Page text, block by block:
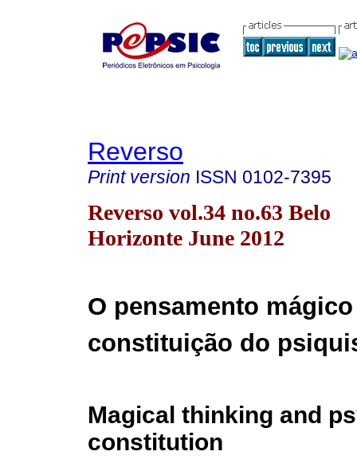
Reverso
Print version ISSN 0102-7395
Reverso vol.34 no.63 Belo
Horizonte June 2012
O pensamento
constituição do
Magical thinking and
constitution